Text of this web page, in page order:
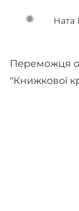
Ната
Переможця
"Книжкової